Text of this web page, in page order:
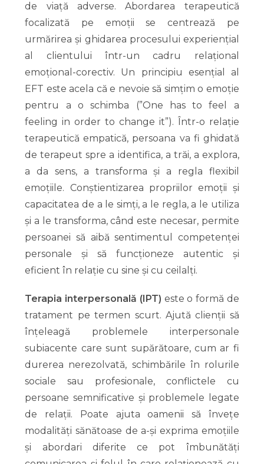
de viață adverse. Abordarea terapeutică
focalizată pe emoții se centrează pe
urmărirea și ghidarea procesului experiențial
al clientului într-un cadru relațional
emoțional-corectiv. Un principiu esențial al
EFT este acela că e nevoie să simțim o emoție
pentru a o schimba (”One has to feel a
feeling in order to change it”). Într-o relație
terapeutică empatică, persoana va fi ghidată
de terapeut spre a identifica, a trăi, a explora,
a da sens, a transforma și a regla flexibil
emoțiile. Conștientizarea propriilor emoții și
capacitatea de a le simți, a le regla, a le utiliza
și a le transforma, când este necesar, permite
persoanei să aibă sentimentul competenței
personale și să funcționeze autentic și
eficient în relație cu sine și cu ceilalți.
Terapia interpersonală (IPT) este o formă de
tratament pe termen scurt. Ajută clienții să
înțeleagă problemele interpersonale
subiacente care sunt supărătoare, cum ar fi
durerea nerezolvată, schimbările în rolurile
sociale sau profesionale, conflictele cu
persoane semnificative și problemele legate
de relații. Poate ajuta oamenii să învețe
modalități sănătoase de a-și exprima emoțiile
și abordari diferite ce pot îmbunătăți